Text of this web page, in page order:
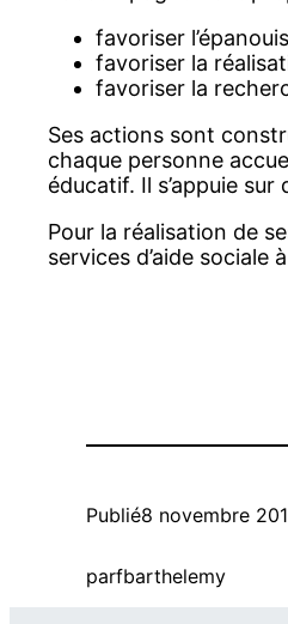
favoriser
favoriser la
favoriser la
Ses actions sont
chaque personne
éducatif. Il s’appuie
Pour la réalisation de
services d’aide
Publié8 novembre
parfbarthelemy